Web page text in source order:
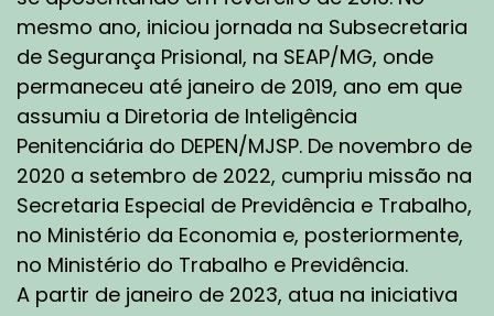
mesmo ano, iniciou jornada na Subsecretaria
de Segurança Prisional, na SEAP/MG, onde
permaneceu até janeiro de 2019, ano em que
assumiu a Diretoria de Inteligência
Penitenciária do DEPEN/MJSP. De novembro de
2020 a setembro de 2022, cumpriu missão na
Secretaria Especial de Previdência e Trabalho,
no Ministério da Economia e, posteriormente,
no Ministério do Trabalho e Previdência.
A partir de janeiro de 2023, atua na iniciativa